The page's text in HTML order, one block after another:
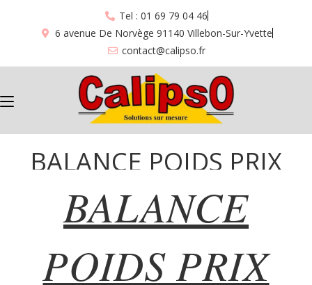
Tel : 01 69 79 04 46
6 avenue De Norvège 91140 Villebon-Sur-Yvette
contact@calipso.fr
BALANCE POIDS PRIX
OHAUS “751” + “752”
BALANCE
POIDS PRIX